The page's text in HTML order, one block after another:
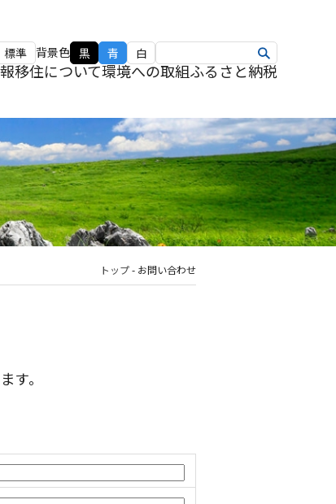
標準 背景色 黒 青 白
移住について環境への取組ふるさと納税
トップ- お問い合わせ
す。